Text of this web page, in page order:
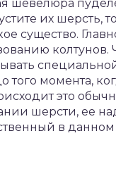
шевелюра
их шерсть,
существо.
того момента,
это
шерсти, ее
в